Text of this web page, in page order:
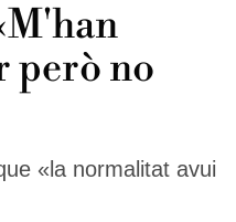
però no
«la normalitat avui